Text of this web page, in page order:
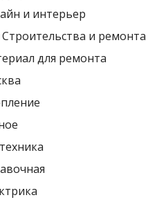
и интерьер
и ремонта
для ремонта